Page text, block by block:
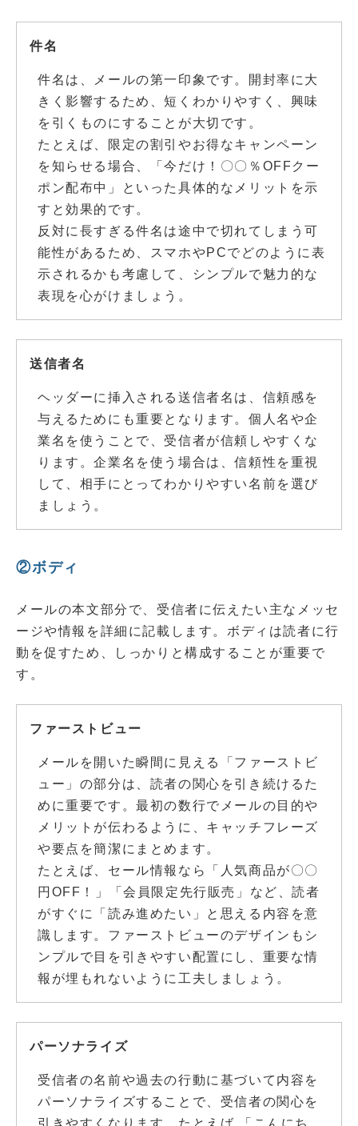
件名
件名は、メールの第一印象です。開封率に大
きく影響するため、短くわかりやすく、興味
を引くものにすることが大切です。
たとえば、限定の割引やお得なキャンペーン
を知らせる場合、「今だけ！〇〇％OFFクー
ポン配布中」といった具体的なメリットを示
すと効果的です。
反対に長すぎる件名は途中で切れてしまう可
能性があるため、スマホやPCでどのように表
示されるかも考慮して、シンプルで魅力的な
表現を心がけましょう。
送信者名
ヘッダーに挿入される送信者名は、信頼感を
与えるためにも重要となります。個人名や企
業名を使うことで、受信者が信頼しやすくな
ります。企業名を使う場合は、信頼性を重視
して、相手にとってわかりやすい名前を選び
ましょう。
②ボディ
メールの本文部分で、受信者に伝えたい主なメッセ
ージや情報を詳細に記載します。ボディは読者に行
動を促すため、しっかりと構成することが重要で
す。
ファーストビュー
メールを開いた瞬間に見える「ファーストビ
ュー」の部分は、読者の関心を引き続けるた
めに重要です。最初の数行でメールの目的や
メリットが伝わるように、キャッチフレーズ
や要点を簡潔にまとめます。
たとえば、セール情報なら「人気商品が〇〇
円OFF！」「会員限定先行販売」など、読者
がすぐに「読み進めたい」と思える内容を意
識します。ファーストビューのデザインもシ
ンプルで目を引きやすい配置にし、重要な情
報が埋もれないように工夫しましょう。
パーソナライズ
受信者の名前や過去の行動に基づいて内容を
パーソナライズすることで、受信者の関心を